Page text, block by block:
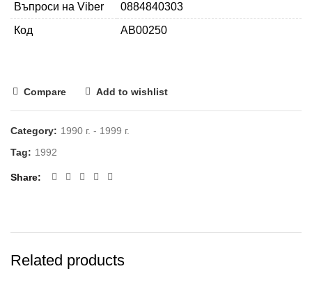
Въпроси на Viber
0884840303
Код
AB00250
Compare Add to wishlist
Category: 1990 г. - 1999 г.
Tag: 1992
Share
Related products